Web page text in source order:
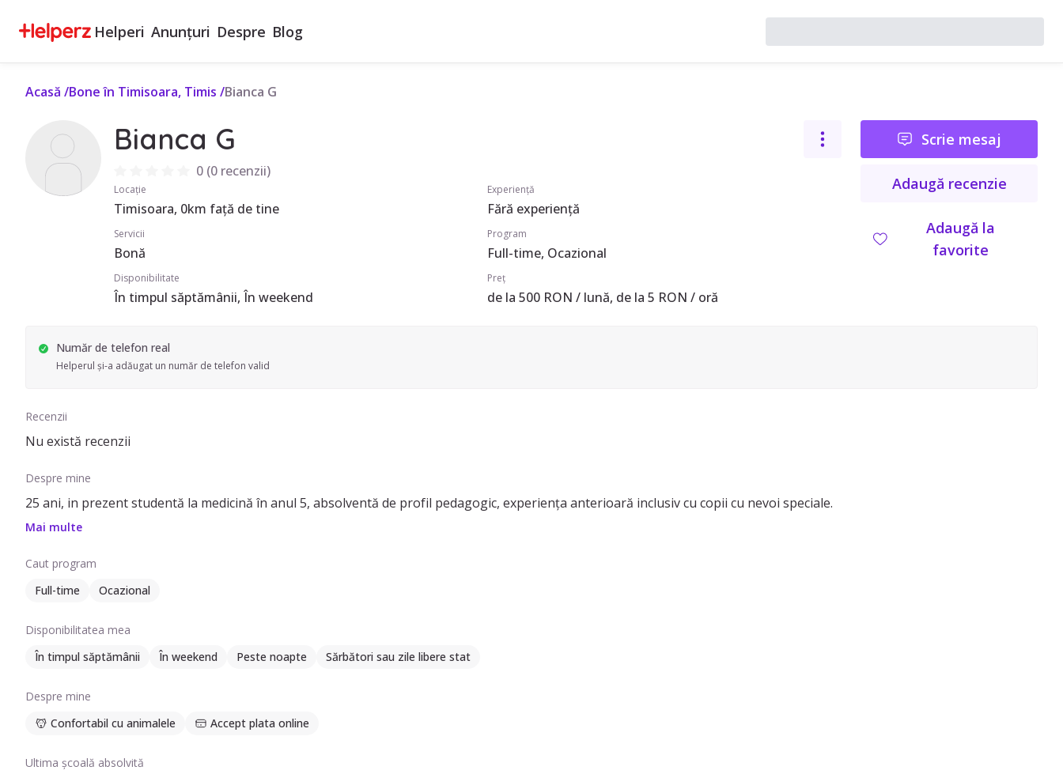
Helperi Anunțuri Despre Blog
Acasă /Bone în Timisoara, Timis /Bianca G
Bianca G
0(0 recenzii)
Locație
Timisoara, 0km față de tine
Experiență
Fără experiență
Servicii
Bonă
Program
Full-time, Ocazional
Disponibilitate
În timpul săptămânii, În weekend
Preț
de la 500 RON / lună, de la 5 RON / oră
Scrie mesaj
Adaugă recenzie
Adaugă la
favorite
Număr de telefon real
Helperul și-a adăugat un număr de telefon valid
Recenzii
Nu există recenzii
Despre mine
25 ani, in prezent studentă la medicină în anul 5, absolventă de profil pedagogic, experiența anterioară inclusiv cu copii cu nevoi speciale.
Mai multe
Caut program
Full-time
Ocazional
Disponibilitatea mea
În timpul săptămânii
În weekend Peste noapte Sărbători sau zile libere stat
Despre mine
Confortabil cu animalele
Accept plata online
Ultima școală absolvită